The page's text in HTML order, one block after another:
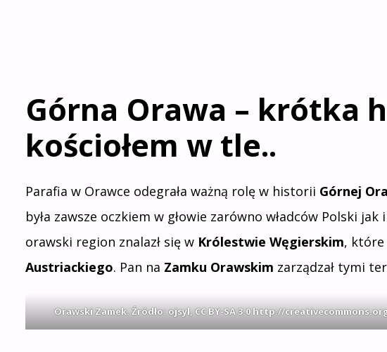
Górna Orawa – krótka
kościołem w tle..
Parafia w Orawce odegrała ważną rolę w historii Górnej
była zawsze oczkiem w głowie zarówno władców Polski
orawski region znalazł się w Królestwie Węgierskim, które
Austriackiego. Pan na Zamku Orawskim zarządzał tymi
Orawski Zamek. Źródło: ojsyl, CC BY-SA 3.0http://